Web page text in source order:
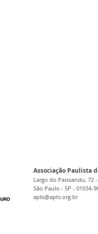
Associação Paulista
Largo do Paissandu, 72
São Paulo - SP - 01034-
apts@apts.org.br